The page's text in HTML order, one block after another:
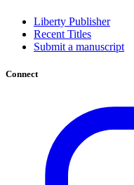
Liberty Publisher
Recent Titles
Submit a manuscript
Connect